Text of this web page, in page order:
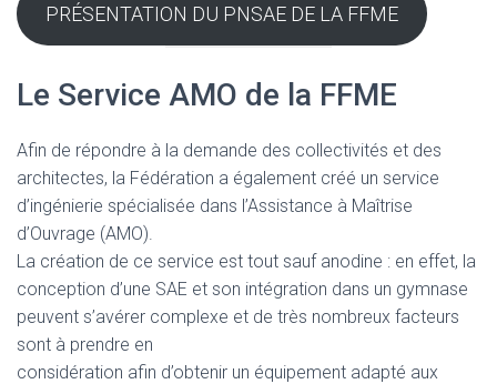
PRÉSENTATION DU PNSAE DE LA FFME
Le Service AMO de la FFME
Afin de répondre à la demande des collectivités et des
architectes, la Fédération a également créé un service
d’ingénierie spécialisée dans l’Assistance à Maîtrise
d’Ouvrage (AMO).
La création de ce service est tout sauf anodine : en effet, la
conception d’une SAE et son intégration dans un gymnase
peuvent s’avérer complexe et de très nombreux facteurs
sont à prendre en
considération afin d’obtenir un équipement adapté aux